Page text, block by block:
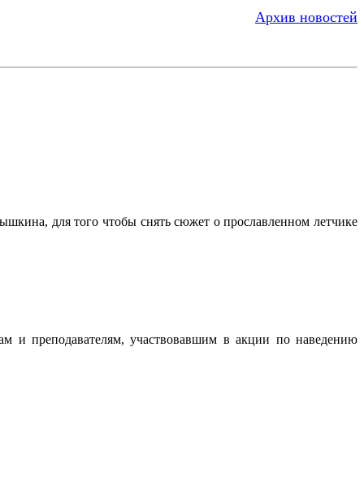
Архив новостей
для того чтобы снять сюжет о прославленном летчике
и преподавателям, участвовавшим в акции по наведению